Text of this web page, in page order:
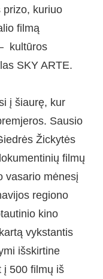
prizo, kuriuo
filmą
kultūros
SKY ARTE.
į šiaurę, kur
Sausio
Žickytės
filmų
vasario mėnesį
regiono
kino
vykstantis
išskirtine
į 500 filmų iš